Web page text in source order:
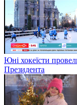
Юні хокеїсти
Президента